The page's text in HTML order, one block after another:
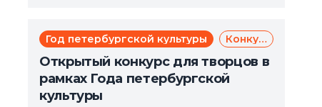
Год петербургской культуры Конкурс
Открытый конкурс для творцов в
рамках Года петербургской
культуры